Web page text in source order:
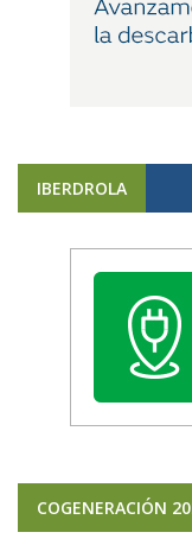
IBERDROLA
COGENERACIÓN